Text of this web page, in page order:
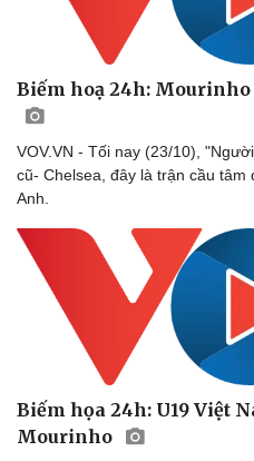
Doanh nghiệp 24h
Doanh nhân
Vì cộng đồng
Biếm hoạ 24h:
VOV.VN - Tối nay (23/10),
cũ- Chelsea, đây là trận cầu tâm
Anh.
Biếm họa 24h: U19 Việt
Mourinho